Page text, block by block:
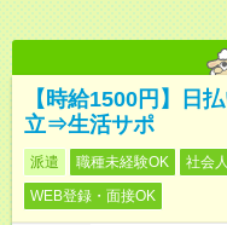
【時給1500円】日
立⇒生活サポ
派遣 職種未経験OK 社会
WEB登録・面接OK